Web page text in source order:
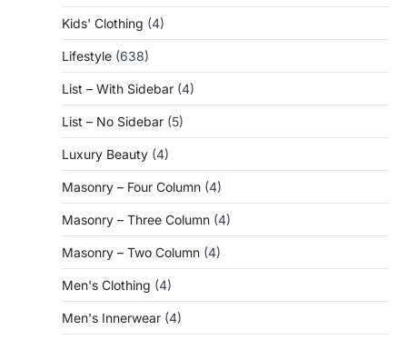
Kids' Clothing (4)
Lifestyle (638)
List – With Sidebar (4)
List – No Sidebar (5)
Luxury Beauty (4)
Masonry – Four Column (4)
Masonry – Three Column (4)
Masonry – Two Column (4)
Men's Clothing (4)
Men's Innerwear (4)